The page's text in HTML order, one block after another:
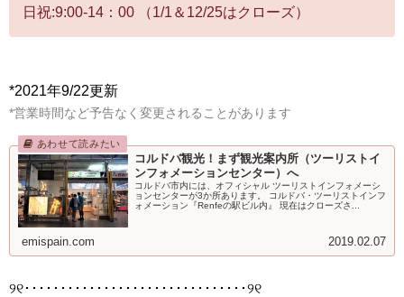
日祝:9:00-14：00 （1/1＆12/25はクローズ）
*2021年9/22更新
*営業時間など予告なく変更されることがあります
コルドバ観光！まず観光案内所（ツーリストイ
ンフォメーションセンター）へ
コルドバ市内には、オフィシャル ツーリストインフォメーシ
ョンセンターが3か所あります。 コルドバ・ツーリストインフ
ォメーション『Renfeの駅ビル内』 現在はクローズさ...
emispain.com 2019.02.07
୨୧･･･････････････････････････････୨୧